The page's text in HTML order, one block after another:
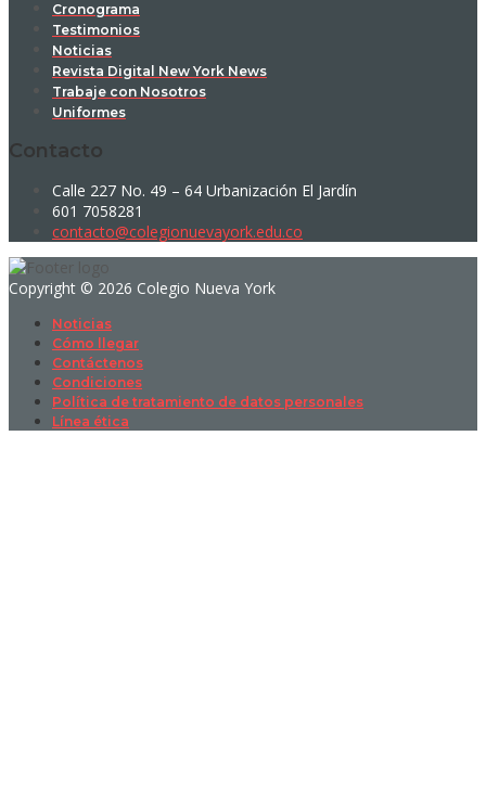
Cronograma
Testimonios
Noticias
Revista Digital New York News
Trabaje con Nosotros
Uniformes
Contacto
Calle 227 No. 49 – 64 Urbanización El Jardín
601 7058281
contacto@colegionuevayork.edu.co
Copyright © 2026 Colegio Nueva York
Noticias
Cómo llegar
Contáctenos
Condiciones
Política de tratamiento de datos personales
Línea ética